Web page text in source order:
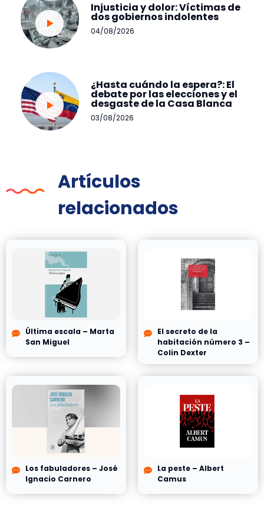
Injusticia y dolor: Víctimas de
dos gobiernos indolentes
04/08/2026
¿Hasta cuándo la espera?: El
debate por las elecciones y el
desgaste de la Casa Blanca
03/08/2026
Artículos
relacionados
Última escala – Marta
San Miguel
El secreto de la
habitación número 3 –
Colin Dexter
Los fabuladores – José
Ignacio Carnero
La peste – Albert
Camus